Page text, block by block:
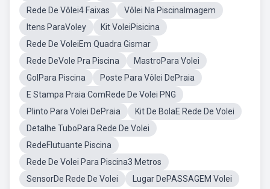
Rede De Vôlei4 Faixas
Vôlei Na PiscinaImagem
Itens ParaVoley
Kit VoleiPisicina
Rede De VoleiEm Quadra Gismar
Rede DeVole Pra Piscina
MastroPara Volei
GolPara Piscina
Poste Para Vôlei DePraia
E Stampa Praia ComRede De Volei PNG
Plinto Para Volei DePraia
Kit De BolaE Rede De Volei
Detalhe TuboPara Rede De Volei
RedeFlutuante Piscina
Rede De Volei Para Piscina3 Metros
SensorDe Rede De Volei
Lugar DePASSAGEM Volei